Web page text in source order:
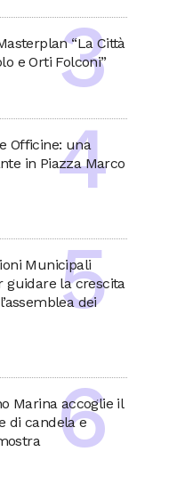
“La Città
e Orti Folconi”
Officine: una
in Piazza Marco
Municipali
guidare la crescita
dei
Marina accoglie il
di candela e